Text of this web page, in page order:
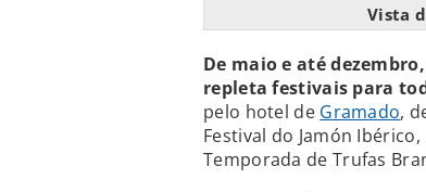
Vista
De maio e até
repleta festivais para
pelo hotel de Gramado,
Festival do Jamón
Temporada de Trufas